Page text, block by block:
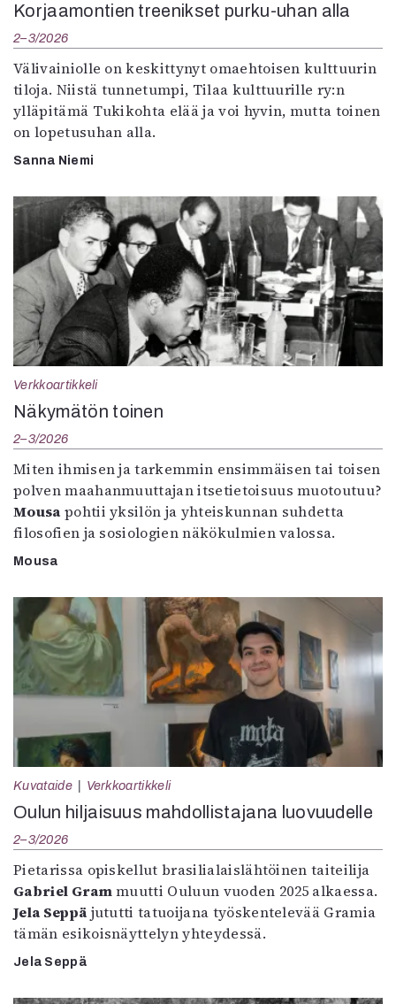
Korjaamontien treenikset purku-uhan alla
2–3/2026
Välivainiolle on keskittynyt omaehtoisen kulttuurin
tiloja. Niistä tunnetumpi, Tilaa kulttuurille ry:n
ylläpitämä Tukikohta elää ja voi hyvin, mutta toinen
on lopetusuhan alla.
Sanna Niemi
Verkkoartikkeli
Näkymätön toinen
2–3/2026
Miten ihmisen ja tarkemmin ensimmäisen tai toisen
polven maahanmuuttajan itsetietoisuus muotoutuu?
Mousa pohtii yksilön ja yhteiskunnan suhdetta
filosofien ja sosiologien näkökulmien valossa.
Mousa
Kuvataide Verkkoartikkeli
Oulun hiljaisuus mahdollistajana luovuudelle
2–3/2026
Pietarissa opiskellut brasilialaislähtöinen taiteilija
Gabriel Grammuutti Ouluun vuoden 2025 alkaessa.
Jela Seppä jututti tatuoijana työskentelevää Gramia
tämän esikoisnäyttelyn yhteydessä.
Jela Seppä